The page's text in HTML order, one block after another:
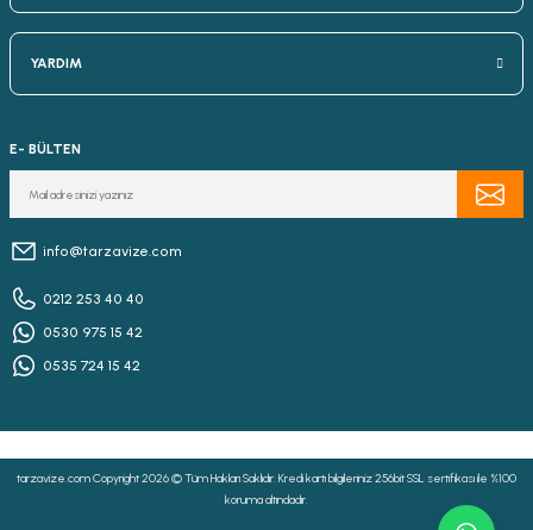
YARDIM
E- BÜLTEN
info@tarzavize.com
0212 253 40 40
0530 975 15 42
0535 724 15 42
tarzavize.com Copyright 2026 © Tüm Hakları Saklıdır. Kredi kartı bilgileriniz 256bit SSL sertifikası ile %100
koruma altındadır.